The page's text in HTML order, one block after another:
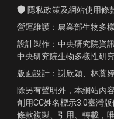
隱私政策及網站使用條
營運維護： 農業部生物多
設計製作： 中央研究院資
中央研究院生物多樣性研
版面設計： 謝欣穎、林薏
除另有聲明外，本網站內
創用CC姓名標示3.0臺灣版
條款複製、引用、轉載，